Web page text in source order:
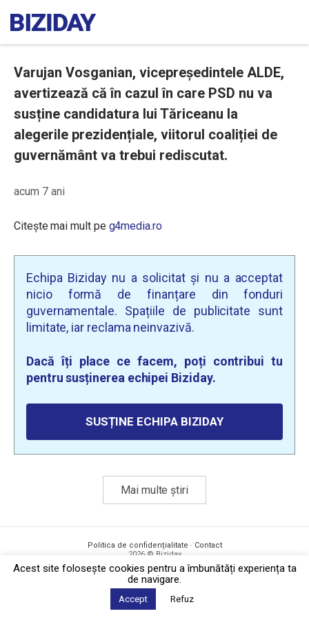
Varujan Vosganian, vicepreședintele ALDE,
avertizează că în cazul în care PSD nu va
susține candidatura lui Tăriceanu la
alegerile prezidențiale, viitorul coaliției de
guvernământ va trebui rediscutat.
acum 7 ani
Citește mai mult pe g4media.ro
Echipa Biziday nu a solicitat și nu a acceptat
nicio formă de finanțare din fonduri
guvernamentale. Spațiile de publicitate sunt
limitate, iar reclama neinvazivă.
Dacă îți place ce facem, poți contribui tu
pentru susținerea echipei Biziday.
SUSȚINE ECHIPA BIZIDAY
Mai multe știri
Politica de confidențialitate · Contact
2026 © Biziday
Acest site foloseşte cookies pentru a îmbunătăți experiența ta
de navigare.
Accept Refuz